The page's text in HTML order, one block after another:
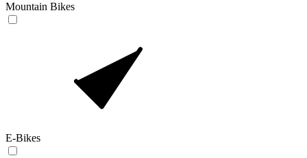
Mountain Bikes
E-Bikes